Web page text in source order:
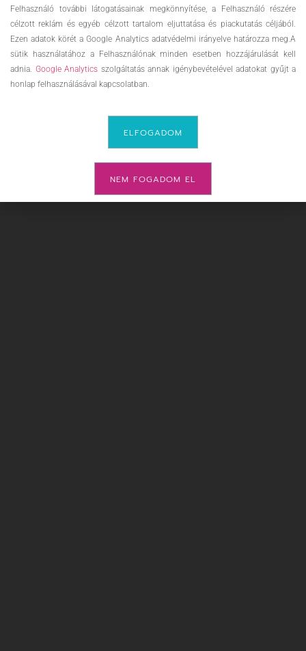
Felhasználó további látogatásainak megkönnyítése, a Felhasználó részére
célzott reklám és egyéb célzott tartalom eljuttatása és piackutatás céljából.
Ezen adatok körét a Google Analytics adatvédelmi irányelve határozza meg.A
sütik használatához a Felhasználónak minden esetben hozzájárulását kell
adnia. Google Analytics szolgáltatás annak igénybevételével adatokat gyűjt a
honlap felhasználásával kapcsolatban.
ELFOGADOM
NEM FOGADOM EL